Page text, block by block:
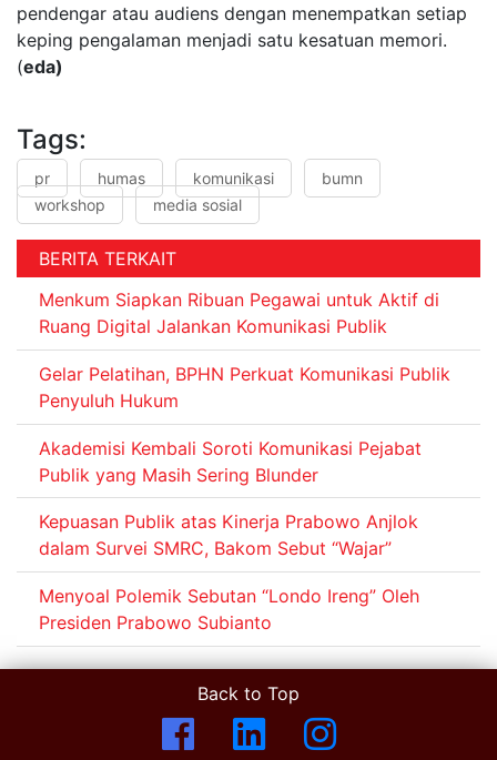
pendengar atau audiens dengan menempatkan setiap
keping pengalaman menjadi satu kesatuan memori.
(eda)
Tags:
pr humas komunikasi
bumn
workshop
media sosial
BERITA TERKAIT
Menkum Siapkan Ribuan Pegawai untuk Aktif di
Ruang Digital Jalankan Komunikasi Publik
Gelar Pelatihan, BPHN Perkuat Komunikasi Publik
Penyuluh Hukum
Akademisi Kembali Soroti Komunikasi Pejabat
Publik yang Masih Sering Blunder
Kepuasan Publik atas Kinerja Prabowo Anjlok
dalam Survei SMRC, Bakom Sebut “Wajar”
Menyoal Polemik Sebutan “Londo Ireng” Oleh
Presiden Prabowo Subianto
Back to Top